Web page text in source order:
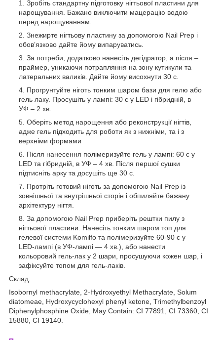
Зробіть стандартну підготовку нігтьової пластини для
нарощування. Бажано виключити мацерацію водою
перед нарощуванням.
Знежирте нігтьову пластину за допомогою Nail Prep і
обовʼязково дайте йому випаруватись.
За потреби, додатково нанесіть дегідратор, а після –
праймер, уникаючи потрапляння на зону кутикули та
латеральних валиків. Дайте йому висохнути 30 с.
Прогрунтуйте ніготь тонким шаром бази для гелю або
гель лаку. Просушіть у лампі: 30 с у LED і гібридній, в
УФ – 2 хв.
Оберіть метод нарощення або реконструкції нігтів,
адже гель підходить для роботи як з нижніми, та і з
верхніми формами
Після нанесення полімеризуйте гель у лампі: 60 с у
LED та гібридній, в УФ – 4 хв. Після першої сушки
підтисніть арку та досушіть ще 30 с.
Протріть готовий ніготь за допомогою Nail Prep із
зовнішньої та внутрішньої сторін і обпиляйте бажану
архітектуру нігтя.
За допомогою Nail Prep приберіть рештки пилу з
нігтьової пластини. Нанесіть тонким шаром топ для
гелевої системи Komilfo та полімеризуйте 60-90 с у
LED-лампі (в УФ-лампі — 4 хв.), або нанести
кольоровий гель-лак у 2 шари, просушуючи кожен шар, і
зафіксуйте топом для гель-лаків.
Склад:
Isobornyl methacrylate, 2-Hydroxyethyl Methacrylate, Solum
diatomeae, Hydroxycyclohexyl phenyl ketone, Trimethylbenzoyl
Diphenylphosphine Oxide, May Contain: CI 77891, CI 73360, CI
15880, CI 19140.